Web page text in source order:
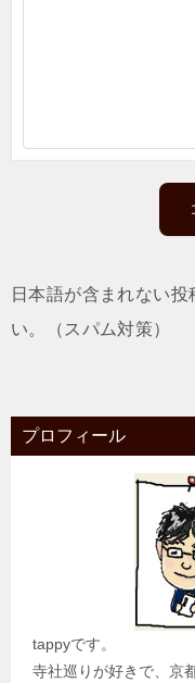
日本語が含まれない
い。（スパム対策）
プロフィール
tappyです。
寺社巡りが好きで、京